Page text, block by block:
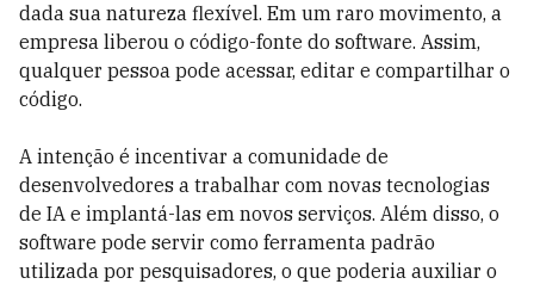
dada sua natureza flexível. Em um raro movimento, a
empresa liberou o código-fonte do software. Assim,
qualquer pessoa pode acessar, editar e compartilhar o
código.
A intenção é incentivar a comunidade de
desenvolvedores a trabalhar com novas tecnologias
de IA e implantá-las em novos serviços. Além disso, o
software pode servir como ferramenta padrão
utilizada por pesquisadores, o que poderia auxiliar o